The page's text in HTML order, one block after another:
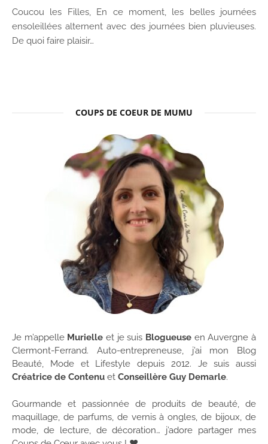
Coucou les Filles, En ce moment, les belles journées
ensoleillées alternent avec des journées bien pluvieuses.
De quoi faire plaisir…
COUPS DE COEUR DE MUMU
Je m’appelle Murielle et je suis Blogueuse en Auvergne à
Clermont-Ferrand. Auto-entrepreneuse, j’ai mon Blog
Beauté, Mode et Lifestyle depuis 2012. Je suis aussi
Créatrice de Contenu et Conseillère Guy Demarle.
Gourmande et passionnée de produits de beauté, de
maquillage, de parfums, de vernis à ongles, de bijoux, de
mode, de lecture, de décoration… j’adore partager mes